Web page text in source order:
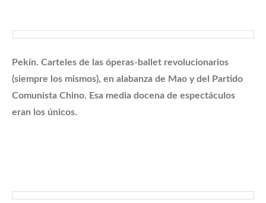
Pekín. Carteles de las óperas-ballet revolucionarios
(siempre los mismos), en alabanza de Mao y del Partido
Comunista Chino. Esa media docena de espectáculos
eran los únicos.